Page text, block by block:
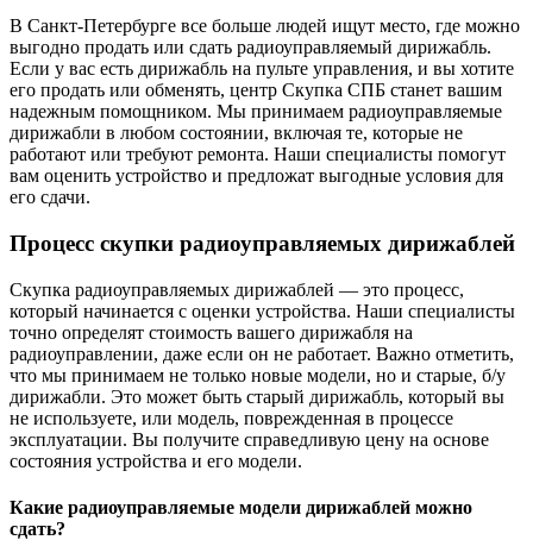
В Санкт-Петербурге все больше людей ищут место, где можно
выгодно продать или сдать радиоуправляемый дирижабль.
Если у вас есть дирижабль на пульте управления, и вы хотите
его продать или обменять, центр Скупка СПБ станет вашим
надежным помощником. Мы принимаем радиоуправляемые
дирижабли в любом состоянии, включая те, которые не
работают или требуют ремонта. Наши специалисты помогут
вам оценить устройство и предложат выгодные условия для
его сдачи.
Процесс скупки радиоуправляемых дирижаблей
Скупка радиоуправляемых дирижаблей — это процесс,
который начинается с оценки устройства. Наши специалисты
точно определят стоимость вашего дирижабля на
радиоуправлении, даже если он не работает. Важно отметить,
что мы принимаем не только новые модели, но и старые, б/у
дирижабли. Это может быть старый дирижабль, который вы
не используете, или модель, поврежденная в процессе
эксплуатации. Вы получите справедливую цену на основе
состояния устройства и его модели.
Какие радиоуправляемые модели дирижаблей можно
сдать?